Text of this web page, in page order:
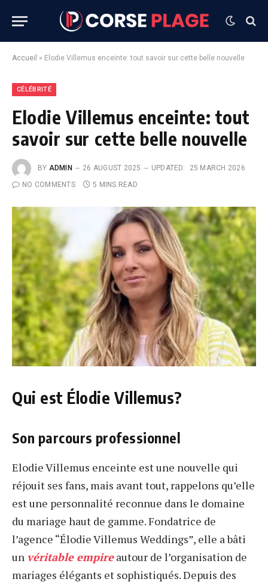
Accueil » Elodie Villemus enceinte: tout savoir sur cette belle nouvelle
CÉLÉBRITÉ
Elodie Villemus enceinte: tout
savoir sur cette belle nouvelle
BY ADMIN 26 AUGUST 2025 UPDATED:
25 MARCH 2026
NO COMMENTS
5 MINS READ
Qui est Élodie Villemus?
Son parcours professionnel
Elodie Villemus enceinte est une nouvelle qui
réjouit ses fans, mais avant tout, rappelons qu’elle
est une personnalité reconnue dans le domaine
du mariage haut de gamme. Fondatrice de
l’agence “Élodie Villemus Weddings”, elle a bâti
un véritable empireautour de l’organisation de
mariages élégants et sophistiqués. Depuis des